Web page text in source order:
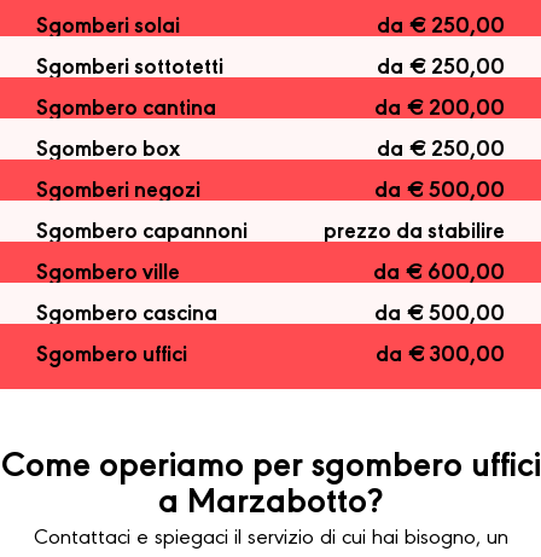
Sgomberi solai
da € 250,00
Sgomberi sottotetti
da € 250,00
Sgombero cantina
da € 200,00
Sgombero box
da € 250,00
Sgomberi negozi
da € 500,00
Sgombero capannoni
prezzo da stabilire
Sgombero ville
da € 600,00
Sgombero cascina
da € 500,00
Sgombero uffici
da € 300,00
Come operiamo per sgombero uffici
a Marzabotto?
Contattaci e spiegaci il servizio di cui hai bisogno, un